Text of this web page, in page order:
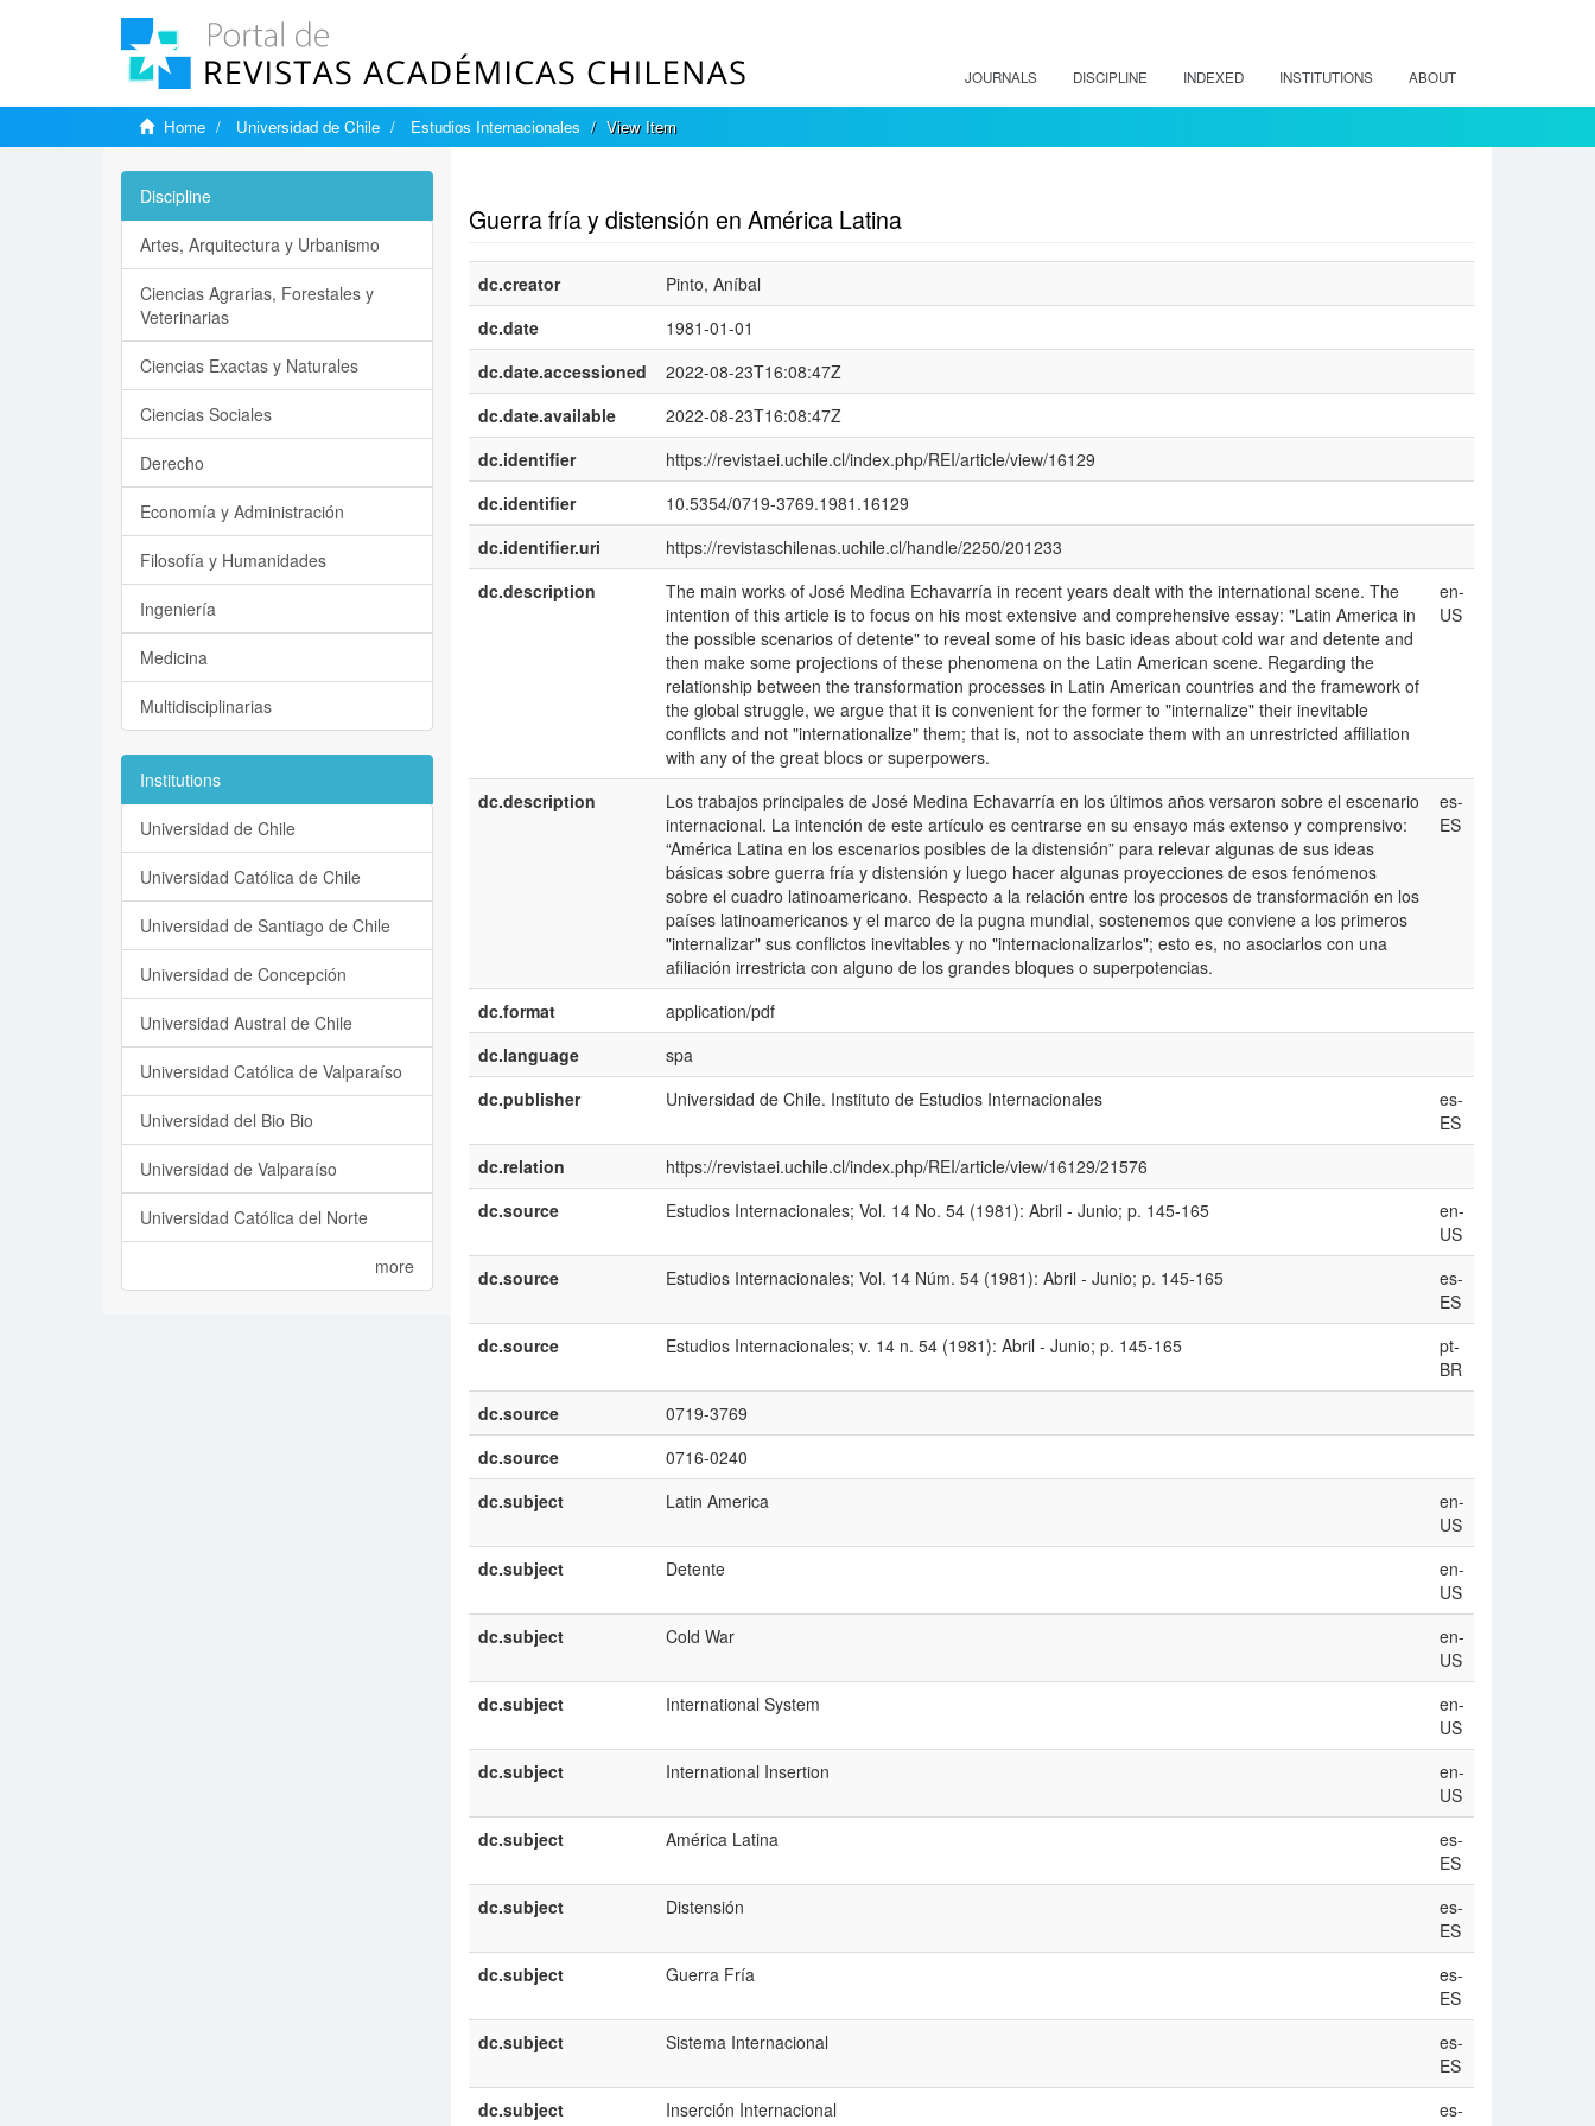
JOURNALS DISCIPLINE INDEXED INSTITUTIONS ABOUT
Home Universidad de Chile Estudios Internacionales View Item
Guerra fría y distensión en América Latina
dc.creator
Pinto, Aníbal
dc.date
1981-01-01
dc.date.accessioned
2022-08-23T16:08:47Z
dc.date.available
2022-08-23T16:08:47Z
dc.identifier
https://revistaei.uchile.cl/index.php/REI/article/view/16129
dc.identifier
10.5354/0719-3769.1981.16129
dc.identifier.uri
https://revistaschilenas.uchile.cl/handle/2250/201233
dc.description
The main works of José Medina Echavarría in recent years dealt with the international scene. The
intention of this article is to focus on his most extensive and comprehensive essay: "Latin America in
the possible scenarios of detente" to reveal some of his basic ideas about cold war and detente and
then make some projections of these phenomena on the Latin American scene. Regarding the
relationship between the transformation processes in Latin American countries and the framework of
the global struggle, we argue that it is convenient for the former to "internalize" their inevitable
conflicts and not "internationalize" them; that is, not to associate them with an unrestricted affiliation
with any of the great blocs or superpowers.
en-
US
dc.description
Los trabajos principales de José Medina Echavarría en los últimos años versaron sobre el escenario
internacional. La intención de este artículo es centrarse en su ensayo más extenso y comprensivo:
“América Latina en los escenarios posibles de la distensión” para relevar algunas de sus ideas
básicas sobre guerra fría y distensión y luego hacer algunas proyecciones de esos fenómenos
sobre el cuadro latinoamericano. Respecto a la relación entre los procesos de transformación en los
países latinoamericanos y el marco de la pugna mundial, sostenemos que conviene a los primeros
"internalizar" sus conflictos inevitables y no "internacionalizarlos"; esto es, no asociarlos con una
afiliación irrestricta con alguno de los grandes bloques o superpotencias.
es-
ES
dc.format
application/pdf
dc.language
spa
dc.publisher
Universidad de Chile. Instituto de Estudios Internacionales
es-
ES
dc.relation
https://revistaei.uchile.cl/index.php/REI/article/view/16129/21576
dc.source
Estudios Internacionales; Vol. 14 No. 54 (1981): Abril - Junio; p. 145-165
en-
US
dc.source
Estudios Internacionales; Vol. 14 Núm. 54 (1981): Abril - Junio; p. 145-165
es-
ES
dc.source
Estudios Internacionales; v. 14 n. 54 (1981): Abril - Junio; p. 145-165
pt-
BR
dc.source
0719-3769
dc.source
0716-0240
dc.subject
Latin America
en-
US
dc.subject
Detente
en-
US
dc.subject
Cold War
en-
US
dc.subject
International System
en-
US
dc.subject
International Insertion
en-
US
dc.subject
América Latina
es-
ES
dc.subject
Distensión
es-
ES
dc.subject
Guerra Fría
es-
ES
dc.subject
Sistema Internacional
es-
ES
dc.subject
Inserción Internacional
es-
Discipline
Artes, Arquitectura y Urbanismo
Ciencias Agrarias, Forestales y
Veterinarias
Ciencias Exactas y Naturales
Ciencias Sociales
Derecho
Economía y Administración
Filosofía y Humanidades
Ingeniería
Medicina
Multidisciplinarias
Institutions
Universidad de Chile
Universidad Católica de Chile
Universidad de Santiago de Chile
Universidad de Concepción
Universidad Austral de Chile
Universidad Católica de Valparaíso
Universidad del Bio Bio
Universidad de Valparaíso
Universidad Católica del Norte
more